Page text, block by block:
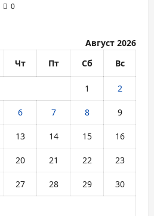
0
Август 2026
Чт Пт Сб Вс
1 2
6 7 8 9
13 14 15 16
20 21 22 23
27 28 29 30